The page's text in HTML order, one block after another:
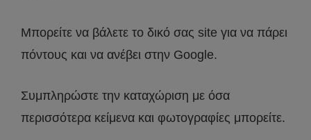
Μπορείτε να βάλετε το δικό σας site για να πάρει
πόντους και να ανέβει στην Google.
Συμπληρώστε την καταχώριση με όσα
περισσότερα κείμενα και φωτογραφίες μπορείτε.